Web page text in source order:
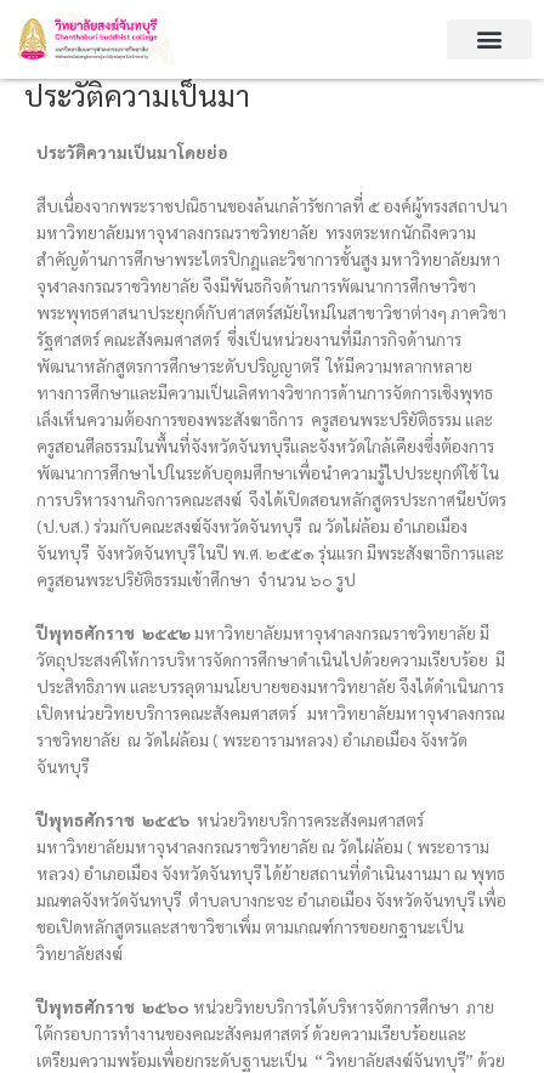
content
ประวัติความเป็นมา
ประวัติความเป็นมาโดยย่อ
สืบเนื่องจากพระราชปณิธานของล้นเกล้ารัชกาลที่ ๕ องค์ผู้ทรงสถาปนา
มหาวิทยาลัยมหาจุฬาลงกรณราชวิทยาลัย ทรงตระหกนักถึงความ
สำคัญด้านการศึกษาพระไตรปิกฎและวิชาการชั้นสูง มหาวิทยาลัยมหา
จุฬาลงกรณราชวิทยาลัย จึงมีพันธกิจด้านการพัฒนาการศึกษาวิชา
พระพุทธศาสนาประยุกต์กับศาสตร์สมัยใหม่ในสาขาวิชาต่างๆ ภาควิชา
รัฐศาสตร์ คณะสังคมศาสตร์ ซึ่งเป็นหน่วยงานที่มีภารกิจด้านการ
พัฒนาหลักสูตรการศึกษาระดับปริญญาตรี ให้มีความหลากหลาย
ทางการศึกษาและมีความเป็นเลิศทางวิชาการด้านการจัดการเชิงพุทธ
เล็งเห็นความต้องการของพระสังฆาธิการ ครูสอนพระปริยัติธรรม และ
ครูสอนศีลธรรมในพื้นที่จังหวัดจันทบุรีและจังหวัดใกล้เคียงซึ่งต้องการ
พัฒนาการศึกษาไปในระดับอุดมศึกษาเพื่อนำความรู้ไปประยุกต์ใช้ ใน
การบริหารงานกิจการคณะสงฆ์ จึงได้เปิดสอนหลักสูตรประกาศนียบัตร
(ป.บส.) ร่วมกับคณะสงฆ์จังหวัดจันทบุรี ณ วัดไผ่ล้อม อำเภอเมือง
จันทบุรี จังหวัดจันทบุรี ในปี พ.ศ. ๒๕๕๑ รุ่นแรก มีพระสังฆาธิการและ
ครูสอนพระปริยัติธรรมเข้าศึกษา จำนวน ๖๐ รูป
ปีพุทธศักราช ๒๕๕๒มหาวิทยาลัยมหาจุฬาลงกรณราชวิทยาลัย มี
วัตถุประสงค์ให้การบริหารจัดการศึกษาดำเนินไปด้วยความเรียบร้อย มี
ประสิทธิภาพ และบรรลุตามนโยบายของมหาวิทยาลัย จึงได้ดำเนินการ
เปิดหน่วยวิทยบริการคณะสังคมศาสตร์ มหาวิทยาลัยมหาจุฬาลงกรณ
ราชวิทยาลัย ณ วัดไผ่ล้อม ( พระอารามหลวง) อำเภอเมือง จังหวัด
จันทบุรี
ปีพุทธศักราช ๒๕๕๖ หน่วยวิทยบริการคระสังคมศาสตร์
มหาวิทยาลัยมหาจุฬาลงกรณราชวิทยาลัย ณ วัดไผ่ล้อม ( พระอาราม
หลวง) อำเภอเมือง จังหวัดจันทบุรี ได้ย้ายสถานที่ดำเนินงานมา ณ พุทธ
มณฑลจังหวัดจันทบุรี ตำบลบางกะจะ อำเภอเมือง จังหวัดจันทบุรี เพื่อ
ขอเปิดหลักสูตรและสาขาวิชาเพิ่ม ตามเกณฑ์การขอยกฐานะเป็น
วิทยาลัยสงฆ์
ปีพุทธศักราช ๒๕๖๐ หน่วยวิทยบริการได้บริหารจัดการศึกษา ภาย
ใต้กรอบการทำงานของคณะสังคมศาสตร์ ด้วยความเรียบร้อยและ
เตรียมความพร้อมเพื่อยกระดับฐานะเป็น “ วิทยาลัยสงฆ์จันทบุรี” ด้วย